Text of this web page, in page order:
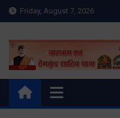
Skip
to
Friday, August 7, 2026
Meru Raibar
News |
meruraibar.com